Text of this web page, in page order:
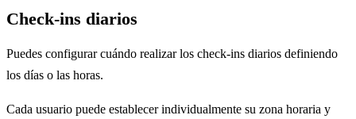
Check-ins diarios
Puedes configurar cuándo realizar los check-ins diarios definiendo
los días o las horas.
Cada usuario puede establecer individualmente su zona horaria y